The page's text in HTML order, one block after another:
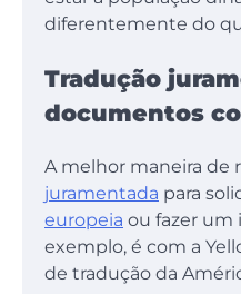
diferentemente do
Tradução
documentos
A melhor maneira de
juramentada para
europeia ou fazer um
exemplo, é com a
de tradução da